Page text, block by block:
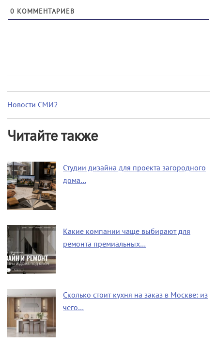
0 КОММЕНТАРИЕВ
Новости СМИ2
Читайте также
Студии дизайна для проекта загородного
дома…
Какие компании чаще выбирают для
ремонта премиальных…
Сколько стоит кухня на заказ в Москве: из
чего…